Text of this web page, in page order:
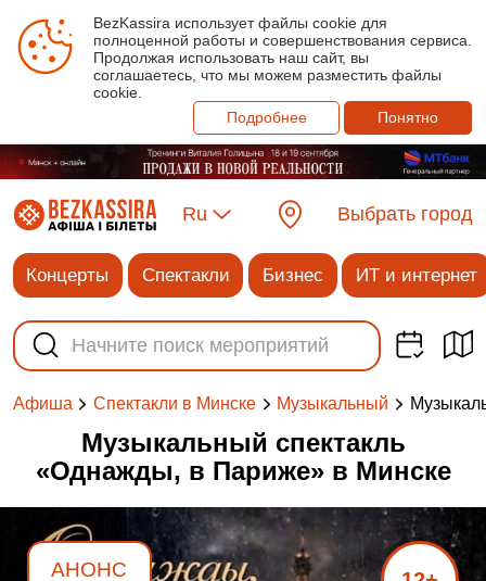
BezKassira использует файлы cookie для
полноценной работы и совершенствования сервиса.
Продолжая использовать наш сайт, вы
соглашаетесь, что мы можем разместить файлы
cookie.
Подробнее
Понятно
Ru Выбрать город
Концерты Спектакли Бизнес ИТ и интернет
Афиша Спектакли в Минске Музыкальный
Музыкальный спектакль
«Однажды, в Париже» в Минске
АНОНС